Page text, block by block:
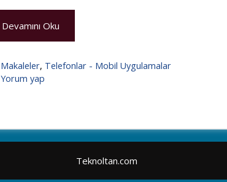
Devamını Oku
Kategoriler
Makaleler, Telefonlar - Mobil Uygulamalar
Yorum yap
Teknoltan.com